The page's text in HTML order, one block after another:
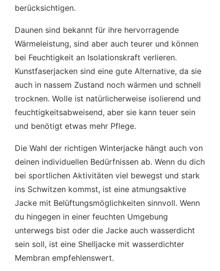
berücksichtigen.
Daunen sind bekannt für ihre hervorragende
Wärmeleistung, sind aber auch teurer und können
bei Feuchtigkeit an Isolationskraft verlieren.
Kunstfaserjacken sind eine gute Alternative, da sie
auch in nassem Zustand noch wärmen und schnell
trocknen. Wolle ist natürlicherweise isolierend und
feuchtigkeitsabweisend, aber sie kann teuer sein
und benötigt etwas mehr Pflege.
Die Wahl der richtigen Winterjacke hängt auch von
deinen individuellen Bedürfnissen ab. Wenn du dich
bei sportlichen Aktivitäten viel bewegst und stark
ins Schwitzen kommst, ist eine atmungsaktive
Jacke mit Belüftungsmöglichkeiten sinnvoll. Wenn
du hingegen in einer feuchten Umgebung
unterwegs bist oder die Jacke auch wasserdicht
sein soll, ist eine Shelljacke mit wasserdichter
Membran empfehlenswert.